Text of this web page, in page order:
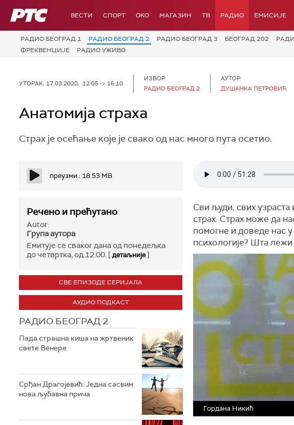
РТС ВЕСТИ СПОРТ OKO МАГАЗИН ТВ РАДИО ЕМИСИЈЕ
РАДИО БЕОГРАД 1 РАДИО БЕОГРАД 2 РАДИО БЕОГРАД 3 БЕОГРАД 202
ФРЕКВЕНЦИЈЕ
РАДИО УЖИВО
УТОРАК, 17.03.2020, 12:05 -> 16:10
ИЗВОР:
РАДИО БЕОГРАД 2
АУТОР:
ДУШАНКА ПЕТРОВИЋ
Анатомија страха
Страх је осећање које је свако од нас много пута осетио.
преузми : 18.53 MB
Речено и прећутано
Autor:
Група аутора
Емитује се сваког дана од понедељка
до четвртка, од 12:00. [детаљније]
СВЕ ЕПИЗОДЕ СЕРИЈАЛА
АУДИО ПОДКАСТ
РАДИО БЕОГРАД 2
Пада страшна киша на жртвеник
свете Венере
Срђан Драгојевић: Једна сасвим
нова љубавна прича
Сви људи, свих
страх. Страх може да
помогне и доведе нас у
психологије? Шта лежи
Гордана Никић